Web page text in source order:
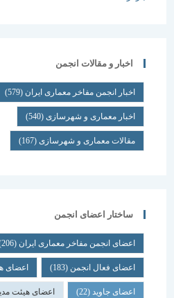
اخبار و مقالات انجمن
اخبار انجمن مفاخر معماری ایران (579)
اخبار معماری و شهرسازی(540)
مقالات معماری و شهرسازی(167)
ساختار اعضای انجمن
اعضای انجمن مفاخر معماری ایران (206)
اعضای فعال انجمن(183) اعضای هیئت
اعضای جاوید(22) اعضای هیئت مدیره و